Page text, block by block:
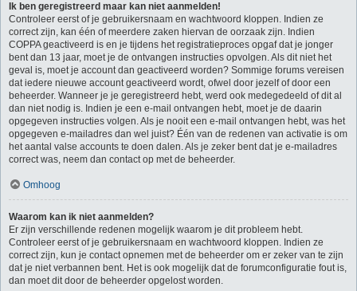
Ik ben geregistreerd maar kan niet aanmelden!
Controleer eerst of je gebruikersnaam en wachtwoord kloppen. Indien ze
correct zijn, kan één of meerdere zaken hiervan de oorzaak zijn. Indien
COPPA geactiveerd is en je tijdens het registratieproces opgaf dat je jonger
bent dan 13 jaar, moet je de ontvangen instructies opvolgen. Als dit niet het
geval is, moet je account dan geactiveerd worden? Sommige forums vereisen
dat iedere nieuwe account geactiveerd wordt, ofwel door jezelf of door een
beheerder. Wanneer je je geregistreerd hebt, werd ook medegedeeld of dit al
dan niet nodig is. Indien je een e-mail ontvangen hebt, moet je de daarin
opgegeven instructies volgen. Als je nooit een e-mail ontvangen hebt, was het
opgegeven e-mailadres dan wel juist? Één van de redenen van activatie is om
het aantal valse accounts te doen dalen. Als je zeker bent dat je e-mailadres
correct was, neem dan contact op met de beheerder.
Omhoog
Waarom kan ik niet aanmelden?
Er zijn verschillende redenen mogelijk waarom je dit probleem hebt.
Controleer eerst of je gebruikersnaam en wachtwoord kloppen. Indien ze
correct zijn, kun je contact opnemen met de beheerder om er zeker van te zijn
dat je niet verbannen bent. Het is ook mogelijk dat de forumconfiguratie fout is,
dan moet dit door de beheerder opgelost worden.